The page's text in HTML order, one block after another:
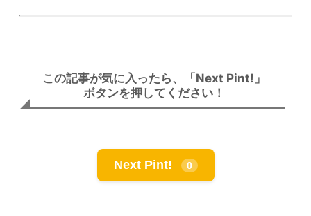
この記事が気に入ったら、「Next Pint!」
ボタンを押してください！
Next Pint! 0